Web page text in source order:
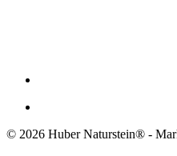
© 2026 Huber Naturstein® -